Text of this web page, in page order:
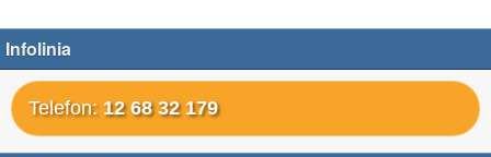
Infolinia
Telefon: 12 68 32 179